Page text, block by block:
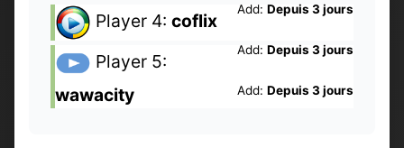
Add: Depuis 3 jours
Player 4: coflix
Add: Depuis 3 jours
Player 5:
wawacity
Add: Depuis 3 jours